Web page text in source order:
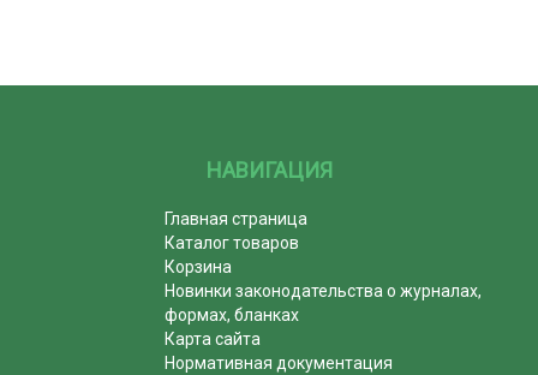
НАВИГАЦИЯ
Главная страница
Каталог товаров
Корзина
Новинки законодательства о журналах,
формах, бланках
Карта сайта
Нормативная документация